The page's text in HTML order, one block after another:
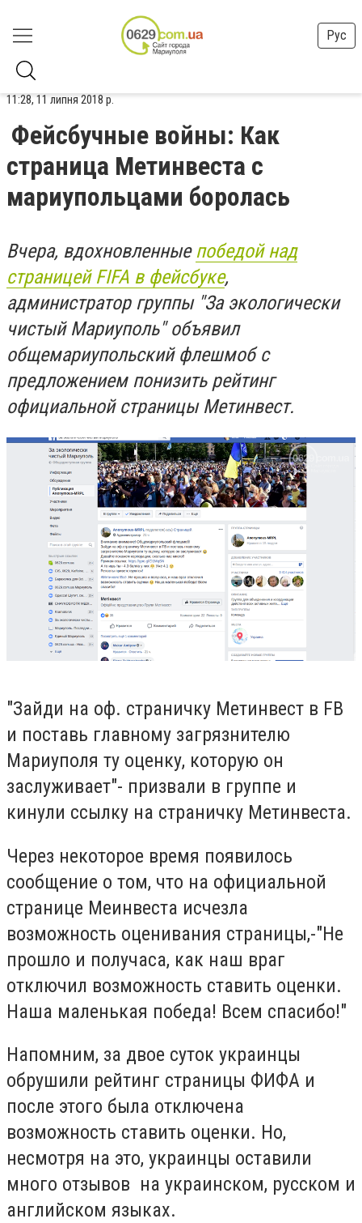
Рус
11:28, 11 липня 2018 р.
Фейсбучные войны: Как
страница Метинвеста с
мариупольцами боролась
Вчера, вдохновленныепобедой над
страницей FIFA в фейсбуке,
администратор группы "За экологически
чистый Мариуполь" объявил
общемариупольский флешмоб с
предложением понизить рейтинг
официальной страницы Метинвест.
"Зайди на оф. страничку Метинвест в FB
и поставь главному загрязнителю
Мариуполя ту оценку, которую он
заслуживает"- призвали в группе и
кинули ссылку на страничку Метинвеста.
Через некоторое время появилось
сообщение о том, что на официальной
странице Меинвеста исчезла
возможность оценивания страницы,-"Не
прошло и получаса, как наш враг
отключил возможность ставить оценки.
Наша маленькая победа! Всем спасибо!"
Напомним, за двое суток украинцы
обрушили рейтинг страницы ФИФА и
после этого была отключена
возможность ставить оценки. Но,
несмотря на это, украинцы оставили
много отзывов на украинском, русском и
английском языках.